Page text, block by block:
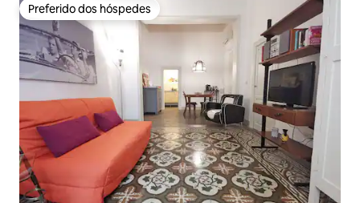
Preferido dos hóspedes
Preferido dos hóspedes